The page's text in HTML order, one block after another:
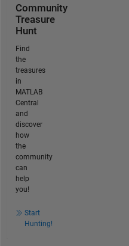
Community
Treasure
Hunt
Find
the
treasures
in
MATLAB
Central
and
discover
how
the
community
can
help
you!
Start
Hunting!